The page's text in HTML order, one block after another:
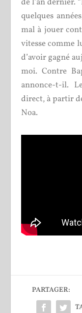
quelques
mal à jouer
vitesse comme
d’avoir gagné
moi. Contre
annonce-t-il.
direct, à partir
Noa.
PARTAGER: